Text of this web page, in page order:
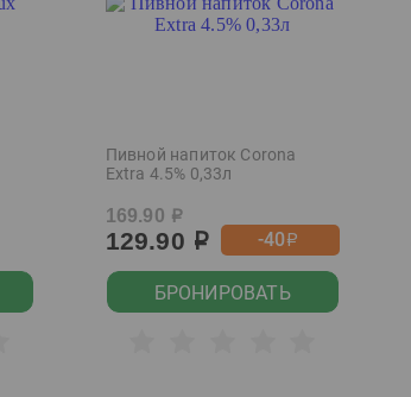
Пивной напиток Corona
Extra 4.5% 0,33л
169.90 р
129.90 р -40р
БРОНИРОВАТЬ